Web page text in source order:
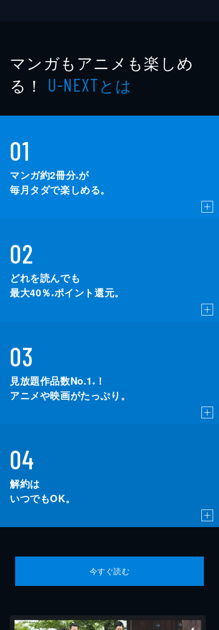
マンガもアニメも楽しめ
る！ U-NEXTとは
01
マンガ約2冊分※が
毎月タダで楽しめる。
02
どれを読んでも
最大40％ ※ポイント還元。
03
見放題作品数No.1 ※
！
アニメや映画がたっぷり。
04
解約は
いつでもOK。
今すぐ読む